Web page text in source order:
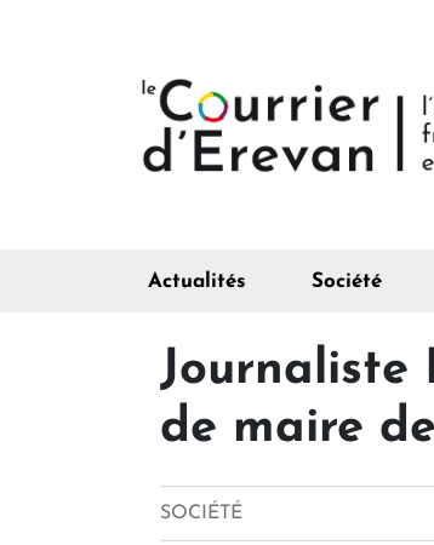
Actualités Société
Journaliste
de maire
SOCIÉTÉ